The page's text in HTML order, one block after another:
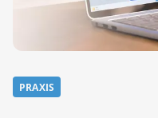
PRAXIS